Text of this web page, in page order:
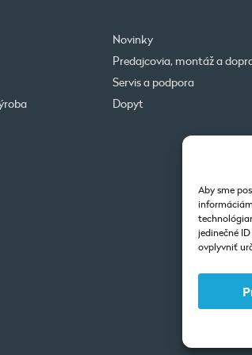
Aby sme
jedinečné
ovplyvniť
Novinky
Predajcovia, montáž a
Servis a podpora
Dopyt